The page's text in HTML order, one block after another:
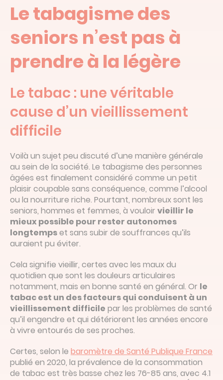
Le tabagisme des
seniors n’est pas à
prendre à la légère
Le tabac : une véritable
cause d’un vieillissement
difficile
Voilà un sujet peu discuté d’une manière générale
au sein de la société. Le tabagisme des personnes
âgées est finalement considéré comme un petit
plaisir coupable sans conséquence, comme l’alcool
ou la nourriture riche. Pourtant, nombreux sont les
seniors, hommes et femmes, à vouloir vieillir le
mieux possible pour rester autonomes
longtempset sans subir de souffrances qu’ils
auraient pu éviter.
Cela signifie vieillir, certes avec les maux du
quotidien que sont les douleurs articulaires
notamment, mais en bonne santé en général. Or le
tabac est un des facteurs qui conduisent à un
vieillissement difficile par les problèmes de santé
qu’il engendre et qui détériorent les années encore
à vivre entourés de ses proches.
Certes, selon le baromètre de Santé Publique France
publié en 2020, la prévalence de la consommation
de tabac est très basse chez les 76-85 ans, avec 4.1